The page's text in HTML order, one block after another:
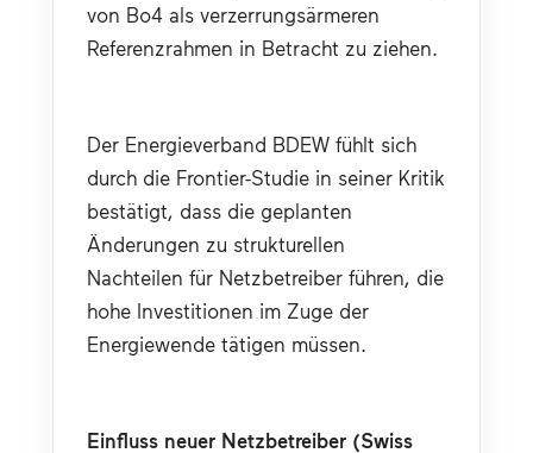
von Bo4 als verzerrungsärmeren
Referenzrahmen in Betracht zu ziehen.
Der Energieverband BDEW fühlt sich
durch die Frontier-Studie in seiner Kritik
bestätigt, dass die geplanten
Änderungen zu strukturellen
Nachteilen für Netzbetreiber führen, die
hohe Investitionen im Zuge der
Energiewende tätigen müssen.
Einfluss neuer Netzbetreiber (Swiss